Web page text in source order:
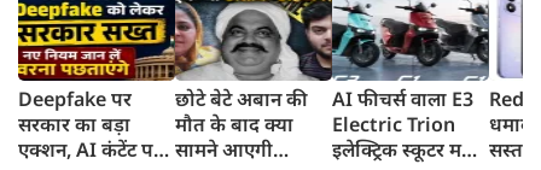
Deepfake पर
सरकार का बड़ा
एक्शन, AI कंटेंट पर
छोटे बेटे अबान की
मौत के बाद क्या
सामने आएगी
AI फीचर्स वाला E3
Electric Trion
इलेक्ट्रिक स्कूटर मचा सस्ता